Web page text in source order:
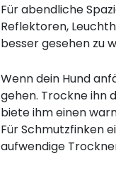
Für abendliche
Reflektoren,
besser gesehen zu
Wenn dein Hund
gehen. Trockne ihn
biete ihm einen
Für Schmutzfinken
aufwendige